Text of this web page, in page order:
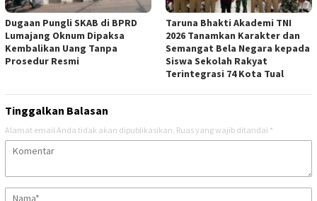
Dugaan Pungli SKAB di BPRD
Lumajang Oknum Dipaksa
Kembalikan Uang Tanpa
Prosedur Resmi
Taruna Bhakti Akademi TNI
2026 Tanamkan Karakter dan
Semangat Bela Negara kepada
Siswa Sekolah Rakyat
Terintegrasi 74 Kota Tual
Tinggalkan Balasan
Alamat email Anda tidak akan dipublikasikan. Ruas yang wajib ditandai *